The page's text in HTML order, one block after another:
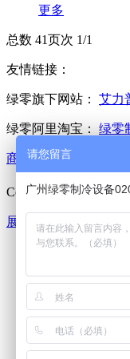
更多
总数 41页次 1/1
友情链接：
绿零旗下网站： 艾力
绿零阿里淘宝： 绿零
商用厨房冷柜 商用
Copyright©2009-2016
展开
请您留言
广州绿零制冷设备